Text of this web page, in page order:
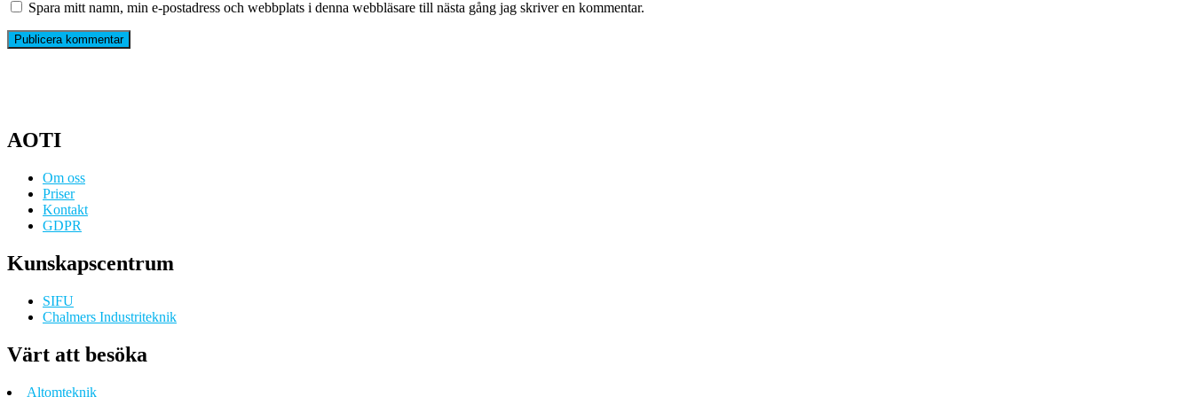
Spara mitt namn, min e-postadress och webbplats i denna webbläsare till nästa gång jag skriver en kommentar.
AOTI
Om oss
Priser
Kontakt
GDPR
Kunskapscentrum
SIFU
Chalmers Industriteknik
Värt att besöka
Altomteknik